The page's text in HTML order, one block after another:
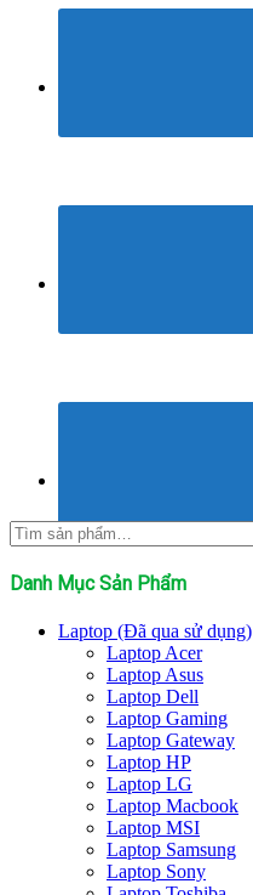
Tìm
kiếm:
Danh Mục Sản Phẩm
Laptop (Đã qua sử dụng)
Laptop Acer
Laptop Asus
Laptop Dell
Laptop Gaming
Laptop Gateway
Laptop HP
Laptop LG
Laptop Macbook
Laptop MSI
Laptop Samsung
Laptop Sony